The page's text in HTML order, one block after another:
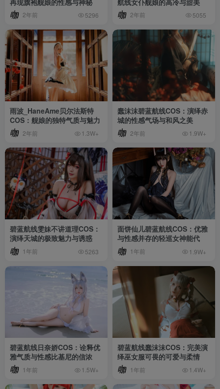
2年前 5296 2年前 5055
雨波_HaneAme贝尔法斯特
COS：舰娘的独特气质与魅力
2年前 1.3W+
蠢沫沫碧蓝航线COS：演绎赤
城的性感气场与和风之美
2年前 1.9W+
碧蓝航线雯妹不讲道理COS：
演绎天城的极致魅力与诱惑
1年前 5263
面饼仙儿碧蓝航线COS：优雅
与性感并存的轻巡女神能代
1年前 1.9W+
碧蓝航线日奈娇COS：诠释优
雅气质与性感比基尼的信浓
1年前 1.5W+
碧蓝航线蠢沫沫COS：完美演
绎巫女服可畏的可爱与柔情
1年前 1.4W+